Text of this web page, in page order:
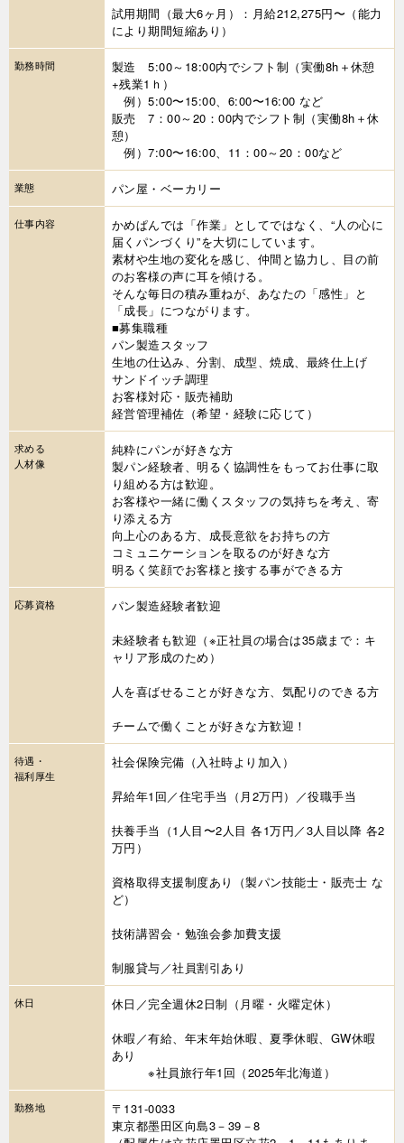
試用期間（最大6ヶ月）：月給212,275円〜（能力
により期間短縮あり）
勤務時間
製造 5:00～18:00内でシフト制（実働8h＋休憩
+残業1ｈ）
例）5:00〜15:00、6:00〜16:00 など
販売 7：00～20：00内でシフト制（実働8h＋休
憩）
例）7:00〜16:00、11：00～20：00など
業態 パン屋・ベーカリー
仕事内容
かめぱんでは「作業」としてではなく、“人の心に
届くパンづくり”を大切にしています。
素材や生地の変化を感じ、仲間と協力し、目の前
のお客様の声に耳を傾ける。
そんな毎日の積み重ねが、あなたの「感性」と
「成長」につながります。
■募集職種
パン製造スタッフ
生地の仕込み、分割、成型、焼成、最終仕上げ
サンドイッチ調理
お客様対応・販売補助
経営管理補佐（希望・経験に応じて）
求める
人材像
純粋にパンが好きな方
製パン経験者、明るく協調性をもってお仕事に取
り組める方は歓迎。
お客様や一緒に働くスタッフの気持ちを考え、寄
り添える方
向上心のある方、成長意欲をお持ちの方
コミュニケーションを取るのが好きな方
明るく笑顔でお客様と接する事ができる方
応募資格
パン製造経験者歓迎
未経験者も歓迎（※正社員の場合は35歳まで：キ
ャリア形成のため）
人を喜ばせることが好きな方、気配りのできる方
チームで働くことが好きな方歓迎！
待遇・
福利厚生
社会保険完備（入社時より加入）
昇給年1回／住宅手当（月2万円）／役職手当
扶養手当（1人目〜2人目 各1万円／3人目以降 各2
万円）
資格取得支援制度あり（製パン技能士・販売士 な
ど）
技術講習会・勉強会参加費支援
制服貸与／社員割引あり
休日
休日／完全週休2日制（月曜・火曜定休）
休暇／有給、年末年始休暇、夏季休暇、GW休暇
あり
※社員旅行年1回（2025年北海道）
勤務地
〒131-0033
東京都墨田区向島3－39－8